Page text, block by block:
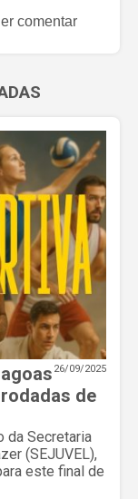
comentar
26/09/2025
de
da Secretaria
(SEJUVEL),
este final de